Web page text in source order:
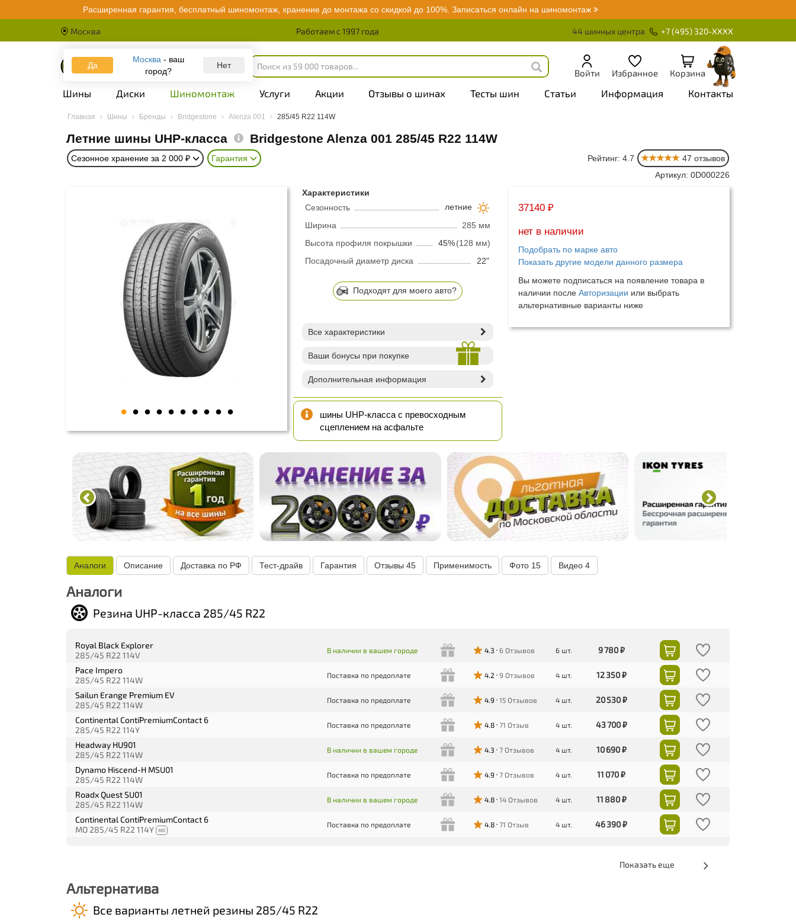
Расширенная гарантия, бесплатный шиномонтаж, хранение до монтажа со скидкой до 100%. Записаться онлайн на шиномонтаж
Москва Работаем с 1997 года 44 шинных центра +7 (495) 320-XXXX
Да
Москва - ваш
город?
Нет
Каталог
Войти Избранное Корзина
Шины Диски Шиномонтаж Услуги Акции Отзывы о шинах Тесты шин Статьи Информация Контакты
Главная Шины Бренды Bridgestone Alenza 001 285/45 R22 114W
Летние шины UHP-класса Bridgestone Alenza 001 285/45 R22 114W
Сезонное хранение за 2 000 ₽ Гарантия Рейтинг: 4.7
47 отзывов
Артикул: 0D000226
37140 ₽
нет в наличии
Подобрать по марке авто
Показать другие модели данного размера
Вы можете подписаться на появление товара в
наличии после Авторизации или выбрать
альтернативные варианты ниже
Характеристики
Сезонность
летние
Ширина
285 мм
Высота профиля покрышки
45%(128 мм)
Посадочный диаметр диска
22"
Подходят для моего авто?
Все характеристики
Ваши бонусы при покупке
Дополнительная информация
шины UHP-класса с превосходным
сцеплением на асфальте
Аналоги Описание Доставка по РФ Тест-драйв Гарантия Отзывы 45 Применимость Фото 15 Видео 4
Аналоги
Резина UHP-класса 285/45 R22
Royal Black Explorer
285/45 R22 114V
В наличии в вашем городе 4.3 6 Отзывов 6 шт.
9 780 ₽
Pace Impero
285/45 R22 114W
Поставка по предоплате 4.2 9 Отзывов 4 шт.
12 350 ₽
Sailun Erange Premium EV
285/45 R22 114W
Поставка по предоплате 4.9 15 Отзывов 4 шт.
20 530 ₽
Continental ContiPremiumContact 6
285/45 R22 114Y
Поставка по предоплате 4.8 71 Отзыв 4 шт.
43 700 ₽
Headway HU901
285/45 R22 114W
В наличии в вашем городе 4.3 7 Отзывов 4 шт.
10 690 ₽
Dynamo Hiscend-H MSU01
285/45 R22 114W
Поставка по предоплате 4.9 7 Отзывов 4 шт.
11 070 ₽
Roadx Quest SU01
285/45 R22 114W
В наличии в вашем городе 4.8 14 Отзывов 4 шт.
11 880 ₽
Continental ContiPremiumContact 6
MO 285/45 R22 114Y
MO
Поставка по предоплате 4.8 71 Отзыв 4 шт. 46 390 ₽
Показать еще
Альтернатива
Все варианты летней резины 285/45 R22